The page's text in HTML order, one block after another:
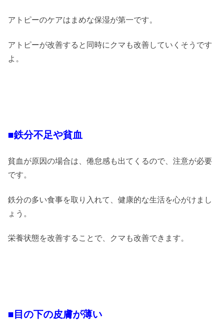
アトピーのケアはまめな保湿が第一です。
アトピーが改善すると同時にクマも改善していくそうです
よ。
■鉄分不足や貧血
貧血が原因の場合は、倦怠感も出てくるので、注意が必要
です。
鉄分の多い食事を取り入れて、健康的な生活を心がけまし
ょう。
栄養状態を改善することで、クマも改善できます。
■目の下の皮膚が薄い